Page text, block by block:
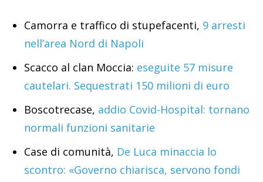
Camorra e traffico di stupefacenti, 9 arresti
nell’area Nord di Napoli
Scacco al clan Moccia: eseguite 57 misure
cautelari. Sequestrati 150 milioni di euro
Boscotrecase, addio Covid-Hospital: tornano
normali funzioni sanitarie
Case di comunità, De Luca minaccia lo
scontro: «Governo chiarisca, servono fondi